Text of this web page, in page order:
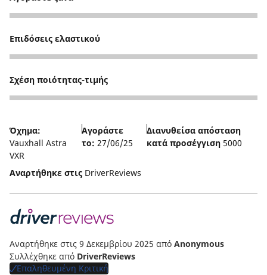
5
Επιδόσεις ελαστικού
5
Σχέση ποιότητας-τιμής
5
Όχημα:
Vauxhall Astra
VXR
Αγοράστε
το: 27/06/25
Διανυθείσα απόσταση
κατά προσέγγιση5000
Αναρτήθηκε στις DriverReviews
Αναρτήθηκε στις 9 Δεκεμβρίου 2025 από Anonymous
Συλλέχθηκε από DriverReviews
Επαληθευμένη Κριτική